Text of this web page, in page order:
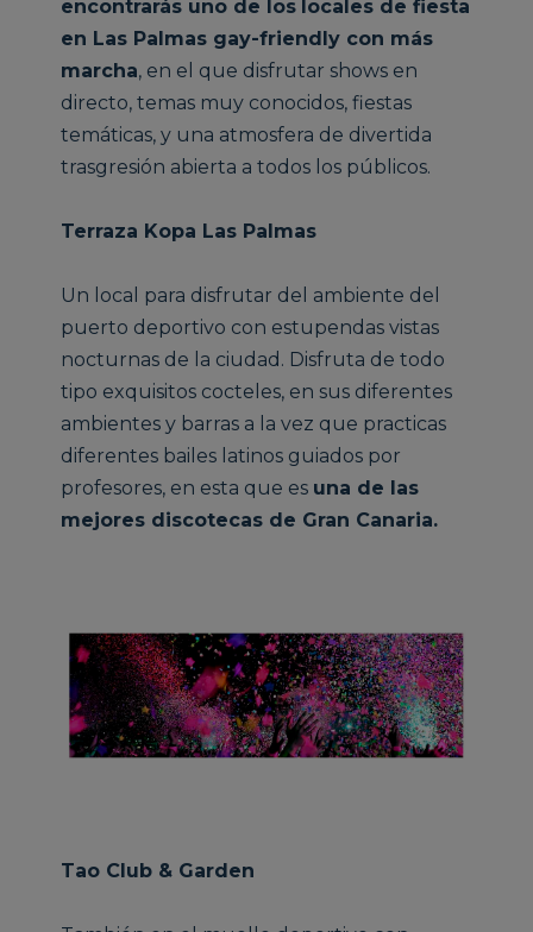
encontrarás uno de los locales de fiesta
en Las Palmas gay-friendly con más
marcha, en el que disfrutar shows en
directo, temas muy conocidos, fiestas
temáticas, y una atmosfera de divertida
trasgresión abierta a todos los públicos.
Terraza Kopa Las Palmas
Un local para disfrutar del ambiente del
puerto deportivo con estupendas vistas
nocturnas de la ciudad. Disfruta de todo
tipo exquisitos cocteles, en sus diferentes
ambientes y barras a la vez que practicas
diferentes bailes latinos guiados por
profesores, en esta que es una de las
mejores discotecas de Gran Canaria.
Tao Club & Garden